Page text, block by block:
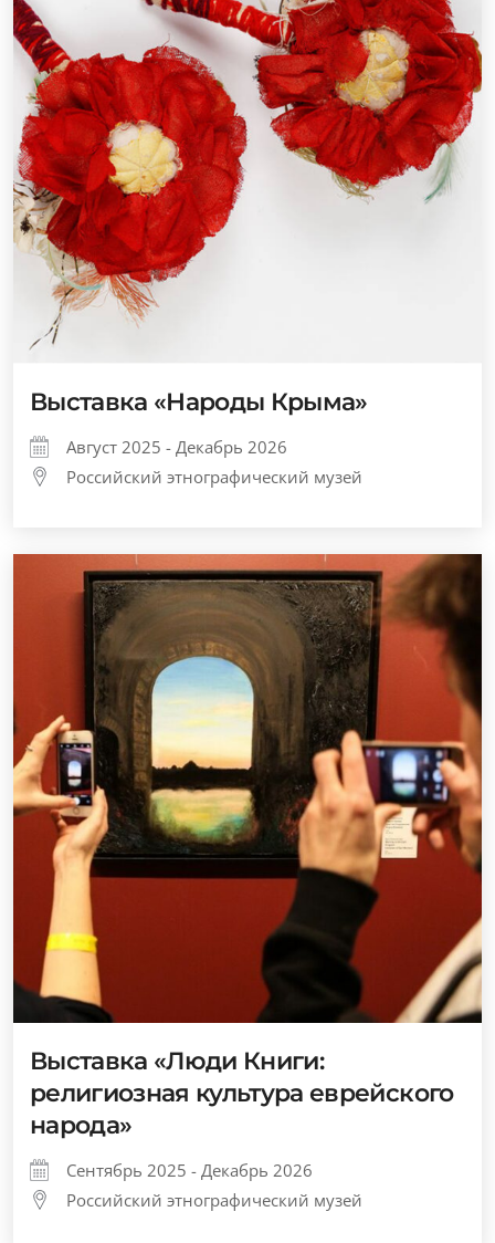
Выставка «Народы Крыма»
Август 2025 - Декабрь 2026
Российский этнографический музей
Выставка «Люди Книги:
религиозная культура еврейского
народа»
Сентябрь 2025 - Декабрь 2026
Российский этнографический музей